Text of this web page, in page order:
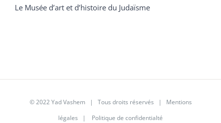
Le Musée d’art et d’histoire du Judaïsme
© 2022 Yad Vashem | Tous droits réservés | Mentions
légales | Politique de confidentialté